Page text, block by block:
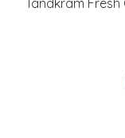
Tandkräm Fresh